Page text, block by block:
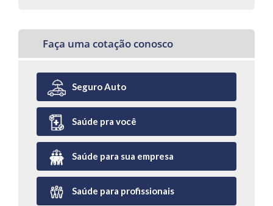
Faça uma cotação conosco
Seguro Auto
Saúde pra você
Saúde para sua empresa
Saúde para profissionais